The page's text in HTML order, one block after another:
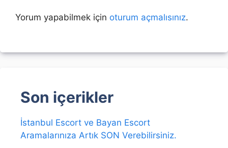
Yorum yapabilmek için oturum açmalısınız.
Son içerikler
İstanbul Escort ve Bayan Escort
Aramalarınıza Artık SON Verebilirsiniz.